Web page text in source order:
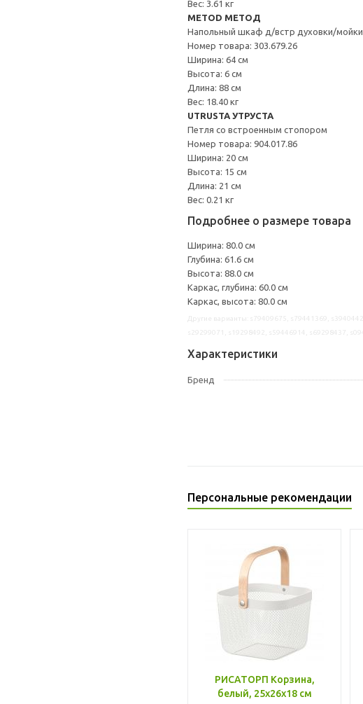
Вес: 3.61 кг
METOD МЕТОД
Напольный шкаф д/встр духовки/мойки
Номер товара: 303.679.26
Ширина: 64 см
Высота: 6 см
Длина: 88 см
Вес: 18.40 кг
UTRUSTA УТРУСТА
Петля со встроенным стопором
Номер товара: 904.017.86
Ширина: 20 см
Высота: 15 см
Длина: 21 см
Вес: 0.21 кг
Подробнее о размере товара
Ширина: 80.0 см
Глубина: 61.6 см
Высота: 88.0 см
Каркас, глубина: 60.0 см
Каркас, высота: 80.0 см
Характеристики
Бренд
Персональные рекомендации
РИСАТОРП Корзина,
белый, 25x26x18 см